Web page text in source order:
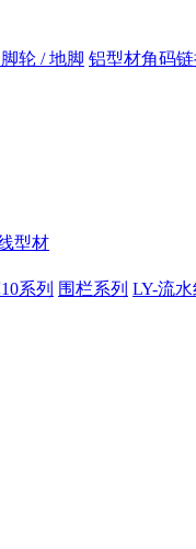
轮 / 地脚 铝型材角码
型材
系列 围栏系列 LY-流